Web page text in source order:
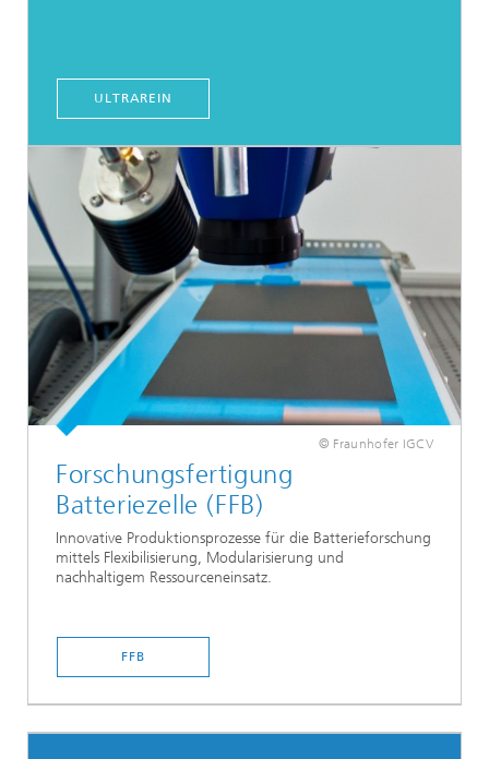
ULTRAREIN
© Fraunhofer IGCV
Forschungsfertigung
Batteriezelle (FFB)
Innovative Produktionsprozesse für die Batterieforschung
mittels Flexibilisierung, Modularisierung und
nachhaltigem Ressourceneinsatz.
FFB